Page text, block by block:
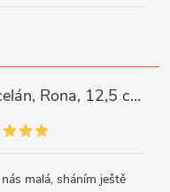
Miska na kompot, český porcelán, Rona, 12,5 cm, bílý, G. Benedikt
malá, sháním ještě